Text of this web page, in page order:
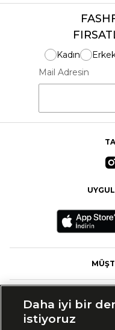
Kadın
Mail Adresin
Daha iyi bir
istiyoruz